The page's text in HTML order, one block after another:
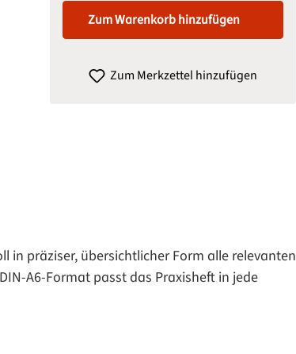
Zum Warenkorb hinzufügen
Zum Merkzettel hinzufügen
in präziser, übersichtlicher Form alle relevanten
A6-Format passt das Praxisheft in jede